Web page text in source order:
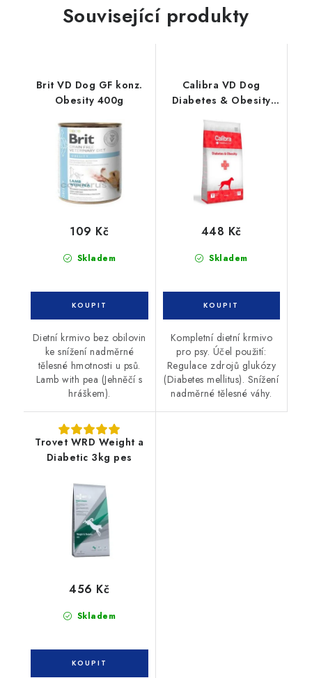
Související produkty
Brit VD Dog GF konz.
Obesity 400g
Skladem
109 Kč
Dietní krmivo bez obilovin
ke snížení nadměrné
tělesné hmotnosti u psů.
Lamb with pea (Jehněčí s
hráškem).
Calibra VD Dog
Diabetes & Obesity
Skladem
448 Kč
Kompletní dietní krmivo
pro psy. Účel použití:
Regulace zdrojů glukózy
(Diabetes mellitus). Snížení
nadměrné tělesné váhy.
Trovet WRD Weight a
Diabetic 3kg pes
Skladem
456 Kč